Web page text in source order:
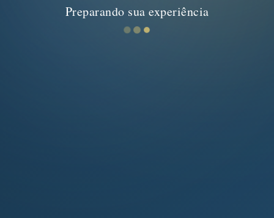
Preparando sua experiência